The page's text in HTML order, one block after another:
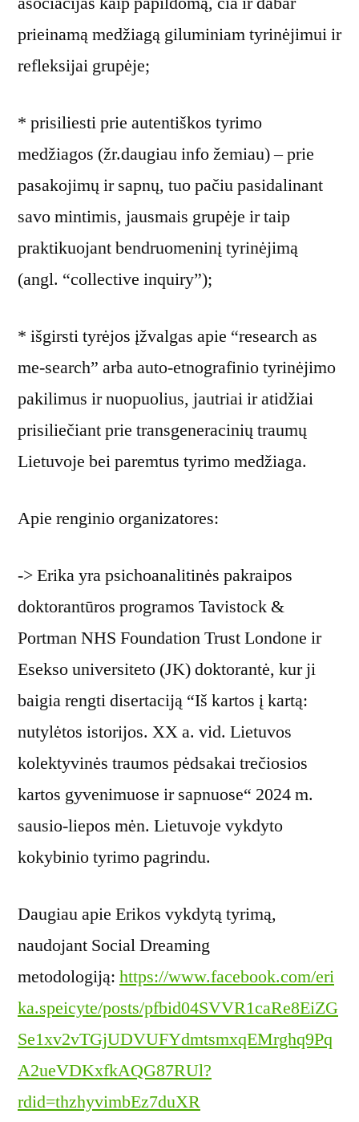
prieinamą medžiagą giluminiam tyrinėjimui ir
refleksijai grupėje;
* prisiliesti prie autentiškos tyrimo
medžiagos (žr.daugiau info žemiau) – prie
pasakojimų ir sapnų, tuo pačiu pasidalinant
savo mintimis, jausmais grupėje ir taip
praktikuojant bendruomeninį tyrinėjimą
(angl. “collective inquiry”);
* išgirsti tyrėjos įžvalgas apie “research as
me-search” arba auto-etnografinio tyrinėjimo
pakilimus ir nuopuolius, jautriai ir atidžiai
prisiliečiant prie transgeneracinių traumų
Lietuvoje bei paremtus tyrimo medžiaga.
Apie renginio organizatores:
-> Erika yra psichoanalitinės pakraipos
doktorantūros programos Tavistock &
Portman NHS Foundation Trust Londone ir
Esekso universiteto (JK) doktorantė, kur ji
baigia rengti disertaciją “Iš kartos į kartą:
nutylėtos istorijos. XX a. vid. Lietuvos
kolektyvinės traumos pėdsakai trečiosios
kartos gyvenimuose ir sapnuose“ 2024 m.
sausio-liepos mėn. Lietuvoje vykdyto
kokybinio tyrimo pagrindu.
Daugiau apie Erikos vykdytą tyrimą,
naudojant Social Dreaming
metodologiją: https://www.facebook.com/eri
ka.speicyte/posts/pfbid04SVVR1caRe8EiZG
Se1xv2vTGjUDVUFYdmtsmxqEMrghq9Pq
A2ueVDKxfkAQG87RUl?
rdid=thzhyvimbEz7duXR